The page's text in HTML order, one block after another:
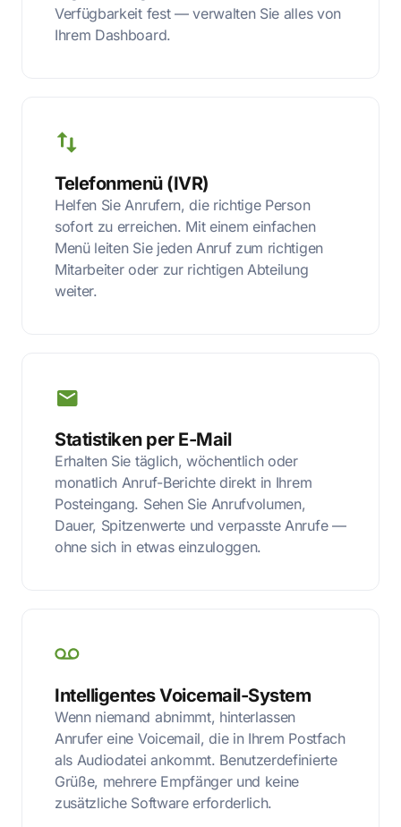
Verfügbarkeit fest — verwalten Sie alles von
Ihrem Dashboard.
Telefonmenü (IVR)
Helfen Sie Anrufern, die richtige Person
sofort zu erreichen. Mit einem einfachen
Menü leiten Sie jeden Anruf zum richtigen
Mitarbeiter oder zur richtigen Abteilung
weiter.
Statistiken per E-Mail
Erhalten Sie täglich, wöchentlich oder
monatlich Anruf-Berichte direkt in Ihrem
Posteingang. Sehen Sie Anrufvolumen,
Dauer, Spitzenwerte und verpasste Anrufe —
ohne sich in etwas einzuloggen.
Intelligentes Voicemail-System
Wenn niemand abnimmt, hinterlassen
Anrufer eine Voicemail, die in Ihrem Postfach
als Audiodatei ankommt. Benutzerdefinierte
Grüße, mehrere Empfänger und keine
zusätzliche Software erforderlich.